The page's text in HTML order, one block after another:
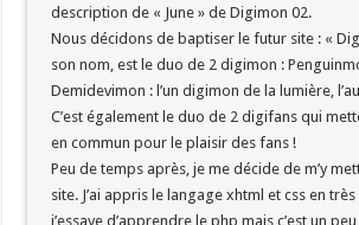
description de « June » de Digimon 02.
Nous décidons de baptiser le futur site : «
son nom, est le duo de 2 digimon :
Demidevimon : l’un digimon de la lumière,
C’est également le duo de 2 digifans qui
en commun pour le plaisir des fans !
Peu de temps après, je me décide de m’y
site. J’ai appris le langage xhtml et css en
j’essaye d’apprendre le php mais c’est un